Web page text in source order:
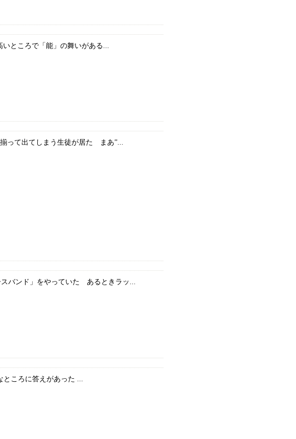
ところで「能」の舞いがある...
って出てしまう生徒が居た まあ”...
バンド」をやっていた あるときラッ...
ころに答えがあった ...